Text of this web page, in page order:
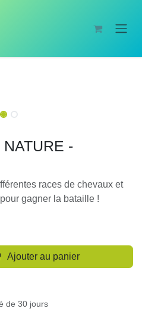
-
races de chevaux et
gagner la bataille !
Ajouter au panier
de 30 jours